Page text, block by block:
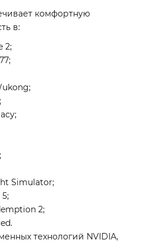
комфортную
в:
2;
Simulator;
2;
технологий NVIDIA,